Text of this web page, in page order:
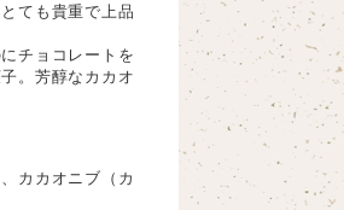
ても貴重で上品
チョコレートを
。芳醇なカカオ
カカオニブ（カ